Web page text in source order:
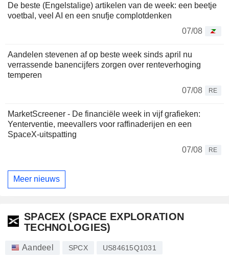
De beste (Engelstalige) artikelen van de week: een beetje
voetbal, veel AI en een snufje complotdenken
07/08
Aandelen stevenen af op beste week sinds april nu
verrassende banencijfers zorgen over renteverhoging
temperen
07/08
RE
MarketScreener - De financiële week in vijf grafieken:
Yenterventie, meevallers voor raffinaderijen en een
SpaceX-uitspatting
07/08
RE
Meer nieuws
SPACEX (SPACE EXPLORATION
TECHNOLOGIES)
Aandeel SPCX US84615Q1031